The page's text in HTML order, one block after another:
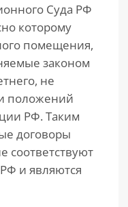
Суда РФ
которому
помещения,
законом
не
положений
РФ. Таким
договоры
соответствуют
и являются